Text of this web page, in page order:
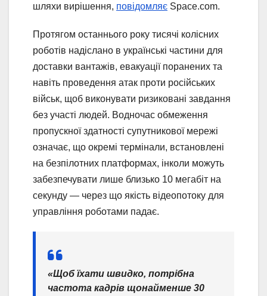
шляхи вирішення, повідомляє Space.com.
Протягом останнього року тисячі колісних
роботів надіслано в українські частини для
доставки вантажів, евакуації поранених та
навіть проведення атак проти російських
військ, щоб виконувати ризиковані завдання
без участі людей. Водночас обмеження
пропускної здатності супутникової мережі
означає, що окремі термінали, встановлені
на безпілотних платформах, інколи можуть
забезпечувати лише близько 10 мегабіт на
секунду — через що якість відеопотоку для
управління роботами падає.
«Щоб їхати швидко, потрібна
частота кадрів щонайменше 30